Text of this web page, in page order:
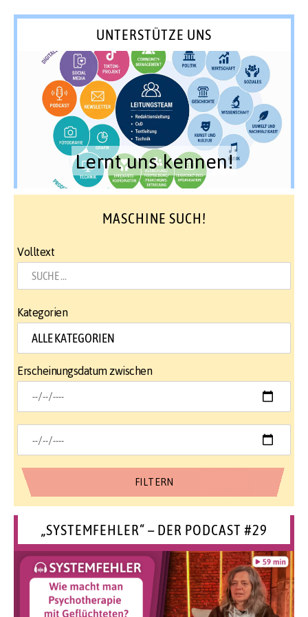
UNTERSTÜTZE UNS
Lernt uns kennen!
MASCHINE SUCH!
Volltext
Kategorien
Erscheinungsdatum zwischen
„SYSTEMFEHLER“ – DER PODCAST #29